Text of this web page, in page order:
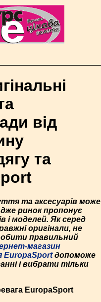
від
та
та аксесуарів може
ринок пропонує
і моделей. Як серед
оригінали, не
правильний
магазин
EuropaSportдопоможе
і вибрати тільки
EuropaSport